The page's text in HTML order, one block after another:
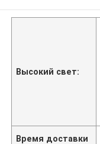
Высокий свет:
Время доставки